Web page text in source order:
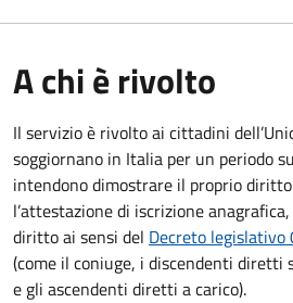
A chi è rivolto
Il servizio è rivolto ai cittadini
soggiornano in Italia per un periodo
intendono dimostrare il proprio
l’attestazione di iscrizione
diritto ai sensi del Decreto
(come il coniuge, i discendenti diretti
e gli ascendenti diretti a carico).